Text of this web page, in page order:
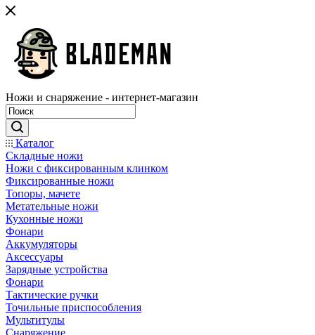
Ножи и снаряжение - интернет-магазин
Каталог
Складные ножи
Ножи с фиксированным клинком
Фиксированные ножи
Топоры, мачете
Метательные ножи
Кухонные ножи
Фонари
Аккумуляторы
Аксессуары
Зарядные устройства
Фонари
Тактические ручки
Точильные приспособления
Мультитулы
Снаряжение